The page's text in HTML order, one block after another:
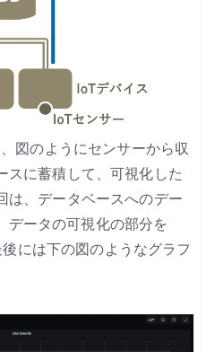
図のようにセンサーから収
スに蓄積して、可視化した
は、データベースへのデー
データの可視化の部分を
には下の図のようなグラフ